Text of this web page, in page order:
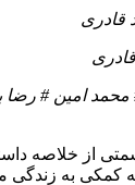
قادری
محمد امین # رضا
از خلاصه
کمکی به زندگی